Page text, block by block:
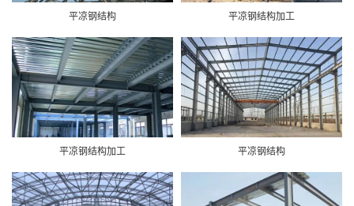
平凉钢结构 平凉钢结构加工
平凉钢结构加工 平凉钢结构